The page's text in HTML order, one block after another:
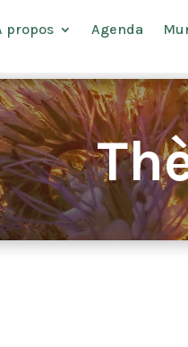
propos Agenda